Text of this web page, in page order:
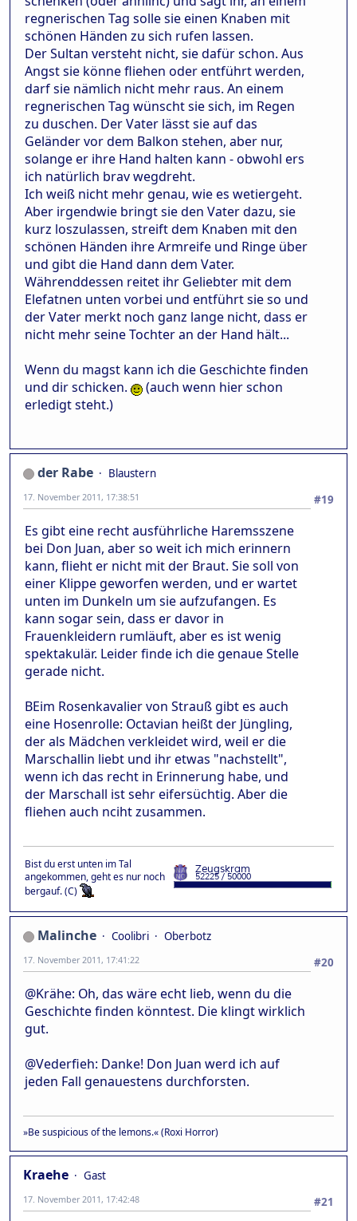
regnerischen Tag solle sie einen Knaben mit
schönen Händen zu sich rufen lassen.
Der Sultan versteht nicht, sie dafür schon. Aus
Angst sie könne fliehen oder entführt werden,
darf sie nämlich nicht mehr raus. An einem
regnerischen Tag wünscht sie sich, im Regen
zu duschen. Der Vater lässt sie auf das
Geländer vor dem Balkon stehen, aber nur,
solange er ihre Hand halten kann - obwohl ers
ich natürlich brav wegdreht.
Ich weiß nicht mehr genau, wie es wetiergeht.
Aber irgendwie bringt sie den Vater dazu, sie
kurz loszulassen, streift dem Knaben mit den
schönen Händen ihre Armreife und Ringe über
und gibt die Hand dann dem Vater.
Währenddessen reitet ihr Geliebter mit dem
Elefatnen unten vorbei und entführt sie so und
der Vater merkt noch ganz lange nicht, dass er
nicht mehr seine Tochter an der Hand hält...
Wenn du magst kann ich die Geschichte finden
und dir schicken.
(auch wenn hier schon
erledigt steht.)
der Rabe
Blaustern
#19
17. November 2011, 17:38:51
Es gibt eine recht ausführliche Haremsszene
bei Don Juan, aber so weit ich mich erinnern
kann, flieht er nicht mit der Braut. Sie soll von
einer Klippe geworfen werden, und er wartet
unten im Dunkeln um sie aufzufangen. Es
kann sogar sein, dass er davor in
Frauenkleidern rumläuft, aber es ist wenig
spektakulär. Leider finde ich die genaue Stelle
gerade nicht.
BEim Rosenkavalier von Strauß gibt es auch
eine Hosenrolle: Octavian heißt der Jüngling,
der als Mädchen verkleidet wird, weil er die
Marschallin liebt und ihr etwas "nachstellt",
wenn ich das recht in Erinnerung habe, und
der Marschall ist sehr eifersüchtig. Aber die
fliehen auch nciht zusammen.
Bist du erst unten im Tal
angekommen, geht es nur noch
bergauf. (C)
Malinche Coolibri
Oberbotz
#20
17. November 2011, 17:41:22
@Krähe: Oh, das wäre echt lieb, wenn du die
Geschichte finden könntest. Die klingt wirklich
gut.
@Vederfieh: Danke! Don Juan werd ich auf
jeden Fall genauestens durchforsten.
»Be suspicious of the lemons.« (Roxi Horror)
Kraehe
Gast
#21
17. November 2011, 17:42:48